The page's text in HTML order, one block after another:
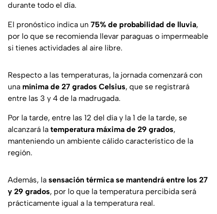
durante todo el día.
El pronóstico indica un 75% de probabilidad de lluvia,
por lo que se recomienda llevar paraguas o impermeable
si tienes actividades al aire libre.
Respecto a las temperaturas, la jornada comenzará con
una mínima de 27 grados Celsius, que se registrará
entre las 3 y 4 de la madrugada.
Por la tarde, entre las 12 del día y la 1 de la tarde, se
alcanzará la temperatura máxima de 29 grados,
manteniendo un ambiente cálido característico de la
región.
Además, la sensación térmica se mantendrá entre los 27
y 29 grados, por lo que la temperatura percibida será
prácticamente igual a la temperatura real.